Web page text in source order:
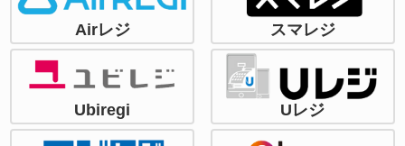
Airレジ スマレジ
Ubiregi Uレジ